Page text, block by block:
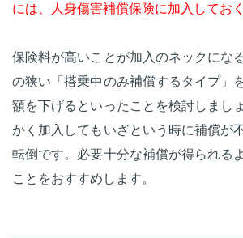
には、人身傷害補償保険に加入してお
保険料が高いことが加入のネックにな
の狭い「搭乗中のみ補償するタイプ」
額を下げるといったことを検討しまし
かく加入してもいざという時に補償が
転倒です。必要十分な補償が得られる
ことをおすすめします。